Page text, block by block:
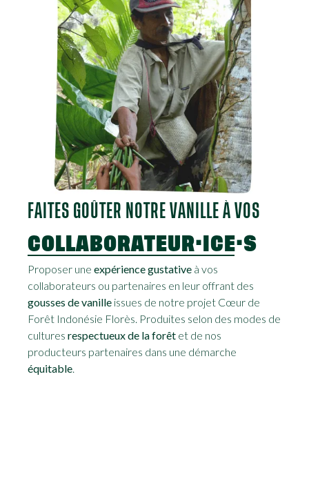
FAITES GOÛTER NOTRE VANILLE À VOS
COLLABORATEUR·ICE·S
Proposer une expérience gustative à vos
collaborateurs ou partenaires en leur offrant des
gousses de vanille issues de notre projet Cœur de
Forêt Indonésie Florès. Produites selon des modes de
cultures respectueux de la forêt et de nos
producteurs partenaires dans une démarche
équitable.